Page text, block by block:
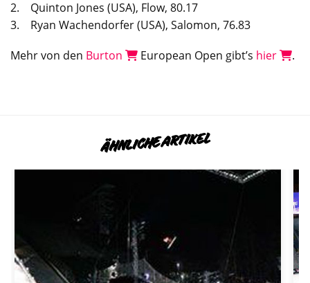
2. Quinton Jones (USA), Flow, 80.17
3. Ryan Wachendorfer (USA), Salomon, 76.83
Mehr von den Burton European Open gibt’s hier .
ÄHNLICHE ARTIKEL